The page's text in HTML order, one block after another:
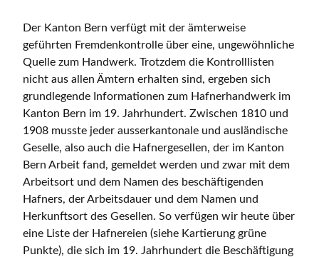
Der Kanton Bern verfügt mit der ämterweise
geführten Fremdenkontrolle über eine, ungewöhnliche
Quelle zum Handwerk. Trotzdem die Kontrolllisten
nicht aus allen Ämtern erhalten sind, ergeben sich
grundlegende Informationen zum Hafnerhandwerk im
Kanton Bern im 19. Jahrhundert. Zwischen 1810 und
1908 musste jeder ausserkantonale und ausländische
Geselle, also auch die Hafnergesellen, der im Kanton
Bern Arbeit fand, gemeldet werden und zwar mit dem
Arbeitsort und dem Namen des beschäftigenden
Hafners, der Arbeitsdauer und dem Namen und
Herkunftsort des Gesellen. So verfügen wir heute über
eine Liste der Hafnereien (siehe Kartierung grüne
Punkte), die sich im 19. Jahrhundert die Beschäftigung